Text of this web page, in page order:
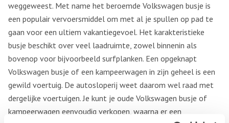
weggeweest. Met name het beroemde Volkswagen busje is
een populair vervoersmiddel om met al je spullen op pad te
gaan voor een ultiem vakantiegevoel. Het karakteristieke
busje beschikt over veel laadruimte, zowel binnenin als
bovenop voor bijvoorbeeld surfplanken. Een opgeknapt
Volkswagen busje of een kampeerwagen in zijn geheel is een
gewild voertuig. De autosloperij weet daarom wel raad met
dergelijke voertuigen. Je kunt je oude Volkswagen busje of
kampeerwagen eenvoudig verkopen, waarna er een